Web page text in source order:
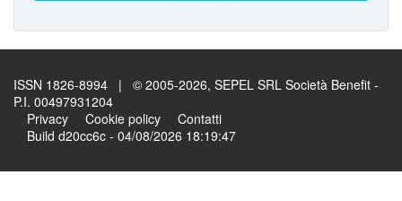
ISSN 1826-8994 | © 2005-2026, SEPEL SRL Società Benefit -
P.I. 00497931204
Privacy
Cookie policy
Contatti
Build d20cc6c - 04/08/2026 18:19:47